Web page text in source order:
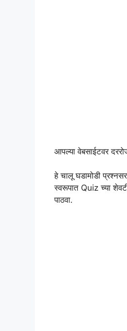
आपल्या वेबसाईटवर
हे चालू घडामोडी
स्वरूपात Quiz च्या
पाठवा.